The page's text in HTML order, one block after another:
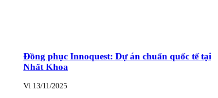
Đồng phục Innoquest: Dự án chuẩn quốc tế tại
Nhất Khoa
Vi 13/11/2025